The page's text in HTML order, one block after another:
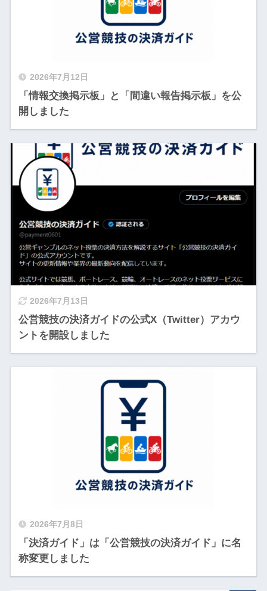
2026年7月12日
「情報交換掲示板」と「間違い報告掲示板」を公
開しました
2026年7月13日
公営競技の決済ガイドの公式X（Twitter）アカウ
ントを開設しました
2026年7月8日
「決済ガイド」は「公営競技の決済ガイド」に名
称変更しました